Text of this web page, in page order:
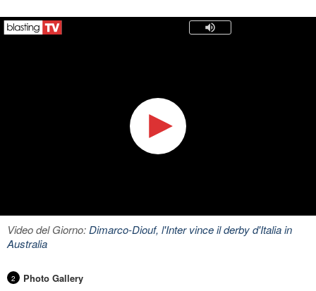
Video del Giorno:Dimarco-Diouf, l'Inter vince il derby d'Italia in
Australia
2 Photo Gallery